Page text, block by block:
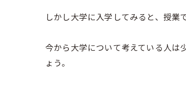
しかし大学に入学してみると、授
今から大学について考えている人は
ょう。